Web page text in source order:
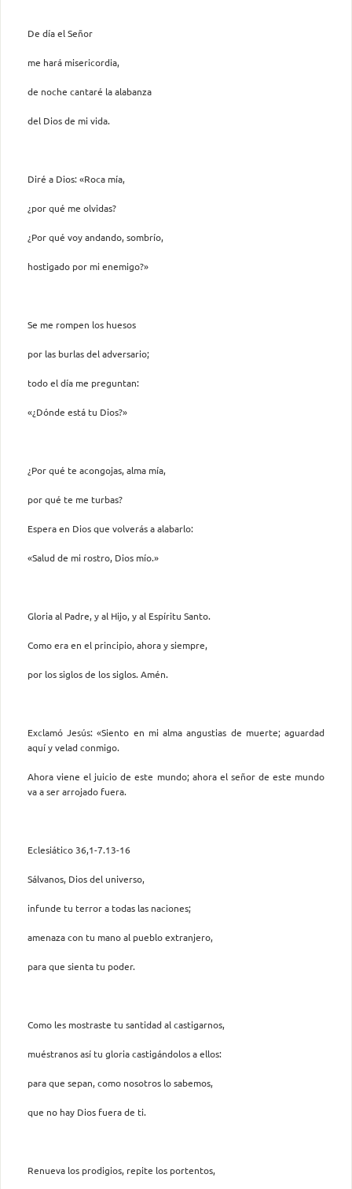
De día el Señor
me hará misericordia,
de noche cantaré la alabanza
del Dios de mi vida.
Diré a Dios: «Roca mía,
¿por qué me olvidas?
¿Por qué voy andando, sombrío,
hostigado por mi enemigo?»
Se me rompen los huesos
por las burlas del adversario;
todo el día me preguntan:
«¿Dónde está tu Dios?»
¿Por qué te acongojas, alma mía,
por qué te me turbas?
Espera en Dios que volverás a alabarlo:
«Salud de mi rostro, Dios mío.»
Gloria al Padre, y al Hijo, y al Espíritu Santo.
Como era en el principio, ahora y siempre,
por los siglos de los siglos. Amén.
Exclamó Jesús: «Siento en mi alma angustias de muerte; aguardad
aquí y velad conmigo.
Ahora viene el juicio de este mundo; ahora el señor de este mundo
va a ser arrojado fuera.
Eclesiático 36,1-7.13-16
Sálvanos, Dios del universo,
infunde tu terror a todas las naciones;
amenaza con tu mano al pueblo extranjero,
para que sienta tu poder.
Como les mostraste tu santidad al castigarnos,
muéstranos así tu gloria castigándolos a ellos:
para que sepan, como nosotros lo sabemos,
que no hay Dios fuera de ti.
Renueva los prodigios, repite los portentos,